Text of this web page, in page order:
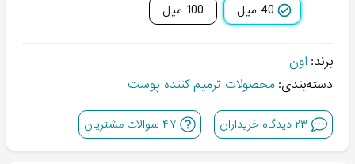
40 میل 100 میل
برند: اون
دسته‌بندی: محصولات ترمیم کننده پوست
۲۳دیدگاه خریداران ۴۷ سوالات مشتریان